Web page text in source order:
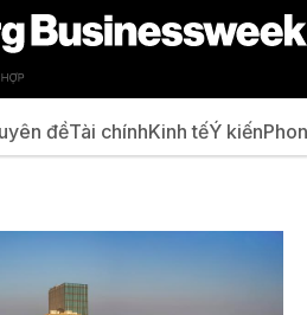
đềTài chínhKinh tếÝ kiến